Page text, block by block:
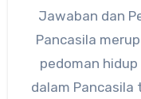
Jawaban dan
Pancasila
pedoman
dalam Pancasila